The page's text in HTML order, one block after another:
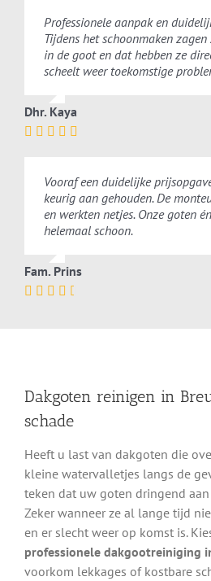
Professionele aanpak en
Tijdens het schoonmaken
in de goot en dat hebben ze
scheelt weer toekomstige
Dhr. Kaya
Vooraf een duidelijke
keurig aan gehouden. De
en werkten netjes. Onze goten
helemaal schoon.
Fam. Prins
Dakgoten reinigen in
schade
Heeft u last van dakgoten die
kleine watervalletjes langs de
teken dat uw goten dringend
Zeker wanneer ze al lange tijd
en er slecht weer op komst is.
professionele dakgootreiniging
voorkom lekkages of kostbare